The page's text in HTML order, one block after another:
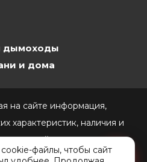
дымоходы
и дома
на сайте информация,
характеристик, наличия и
характер и ни при
публичной офертой,
файлы, чтобы сайт